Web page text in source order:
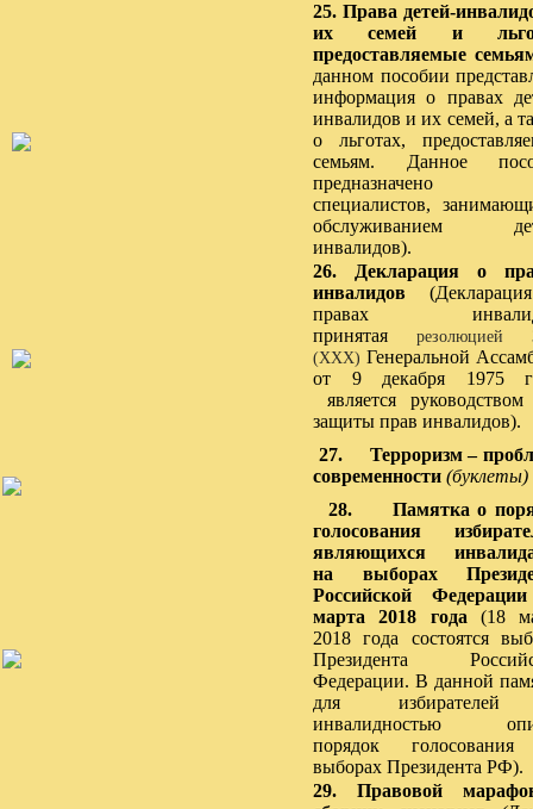
25. Права детей-
их семей и
предоставляемые
данном пособии
информация о правах
инвалидов и их семей, а
о льготах,
семьям. Данное
предназначено
специалистов,
обслуживанием
инвалидов).
26. Декларация о
инвалидов
правах
принятая резолюцией
(XXX) Генеральной
от 9 декабря 1975
является
защиты прав инвалидов).
27. Терроризм –
современности (буклеты)
28. Памятка о
голосования
являющихся
на выборах
Российской
марта 2018 года (18
2018 года состоятся
Президента
Федерации. В данной
для
инвалидностью
порядок
выборах Президента РФ).
29. Правовой